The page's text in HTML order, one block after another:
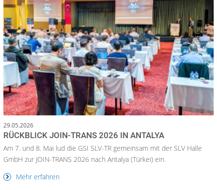
29.05.2026
RÜCKBLICK JOIN-TRANS 2026 IN ANTALYA
Am 7. und 8. Mai lud die GSI SLV-TR gemeinsam mit der SLV Halle
GmbH zur JOIN-TRANS 2026 nach Antalya (Türkei) ein.
Mehr erfahren